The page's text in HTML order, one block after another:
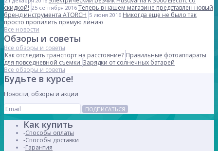
скидкой! 25 сентября 2016 Теперь в нашем магазине представлен новый
бренд инструмента ATORCH 5 июня 2016 Никогда еще не было так
просто пропилить прямую линию
Все новости
Обзоры и советы
Все обзоры и советы
Как отследить транспорт на расстояние? Правильные фотоаппараты
для повседневной съемки Зарядки от солнечных батарей
Все обзоры и советы
Будьте в курсе!
Новости, обзоры и акции
ПОДПИСАТЬСЯ
Как купить
Способы оплаты
Способы доставки
Гарантия